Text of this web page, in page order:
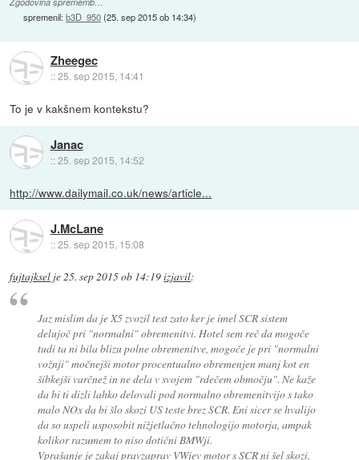
spremenil:b3D_950(25. sep 2015 ob 14:34)
Zheegec
::25. sep 2015, 14:41
To je v kakšnem kontekstu?
Janac
::25. sep 2015, 14:52
http://www.dailymail.co.uk/news/article...
J.McLane
::25. sep 2015, 15:08
fujtajksel je 25. sep 2015 ob 14:19izjavil:
Jaz mislim da je X5 zvozil test zato ker je imel SCR sistem
delujoč pri "normalni" obremenitvi. Hotel sem reč da mogoče
tudi ta ni bila blizu polne obremenitve, mogoče je pri "normalni
vožnji" močnejši motor procentualno obremenjen manj kot en
šibkejši varčnež in ne dela v svojem "rdečem območju". Ne kaže
da bi ti dizli lahko delovali pod normalno obremenitvijo s tako
malo NOx da bi šlo skozi US teste brez SCR. Eni sicer se hvalijo
da so uspeli usposobit nižjetlačno tehnologijo motorja, ampak
kolikor razumem to niso dotični BMWji.
Vprašanje je zakaj pravzaprav VWjev motor s SCR ni šel skozi,